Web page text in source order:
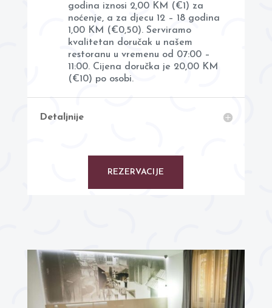
godina iznosi 2,00 KM (€1) za
noćenje, a za djecu 12 – 18 godina
1,00 KM (€0,50). Serviramo
kvalitetan doručak u našem
restoranu u vremenu od 07:00 –
11:00. Cijena doručka je 20,00 KM
(€10) po osobi.
Detaljnije
REZERVACIJE